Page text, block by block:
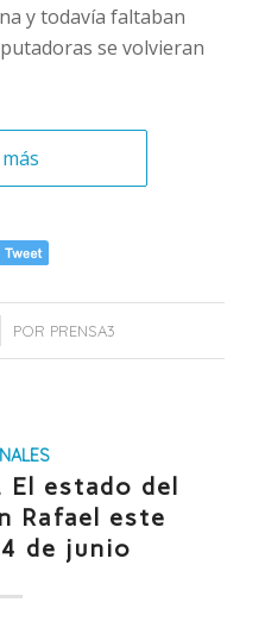
y todavía faltaban
se volvieran
POR PRENSA3
El estado del
Rafael este
de junio